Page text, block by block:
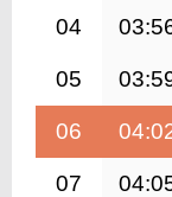
04
05
06
07